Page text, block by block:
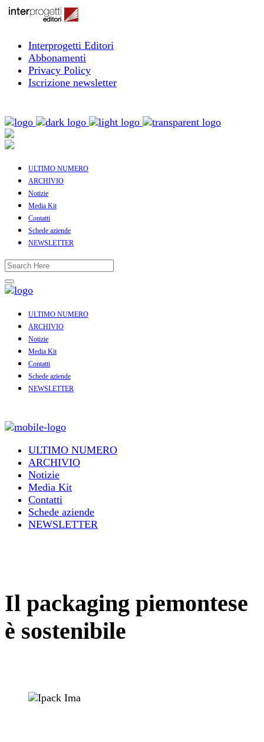
Interprogetti Editori
Abbonamenti
Privacy Policy
Iscrizione newsletter
ULTIMO NUMERO
ARCHIVIO
Notizie
Media Kit
Contatti
Schede aziende
NEWSLETTER
ULTIMO NUMERO
ARCHIVIO
Notizie
Media Kit
Contatti
Schede aziende
NEWSLETTER
ULTIMO NUMERO
ARCHIVIO
Notizie
Media Kit
Contatti
Schede aziende
NEWSLETTER
Il packaging piemontese
è sostenibile